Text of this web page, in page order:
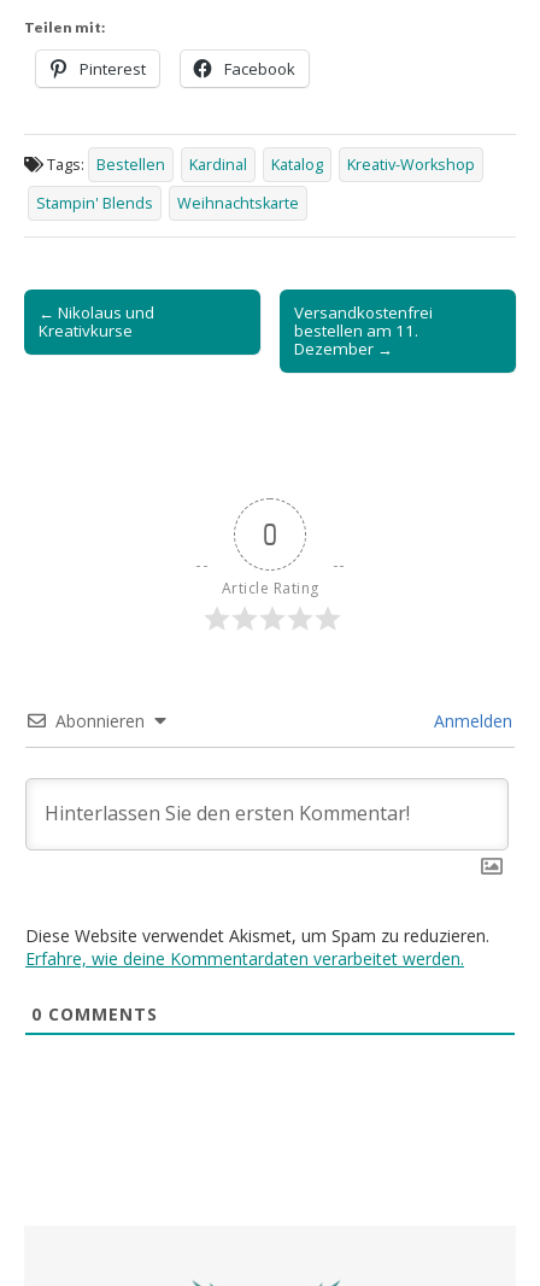
Teilen mit:
Pinterest Facebook
Tags: Bestellen Kardinal Katalog
Kreativ-Workshop
Stampin' Blends
Weihnachtskarte
Post
navigation
← Nikolaus und
Kreativkurse
Versandkostenfrei
bestellen am 11.
Dezember →
0
Article Rating
Abonnieren Anmelden
Diese Website verwendet Akismet, um Spam zu reduzieren.
Erfahre, wie deine Kommentardaten verarbeitet werden.
0 COMMENTS